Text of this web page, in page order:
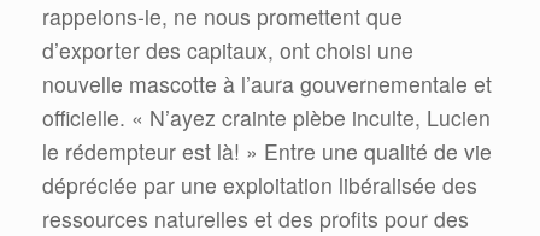
rappelons-le, ne nous promettent que
d’exporter des capitaux, ont choisi une
nouvelle mascotte à l’aura gouvernementale et
officielle. « N’ayez crainte plèbe inculte, Lucien
le rédempteur est là! » Entre une qualité de vie
dépréciée par une exploitation libéralisée des
ressources naturelles et des profits pour des